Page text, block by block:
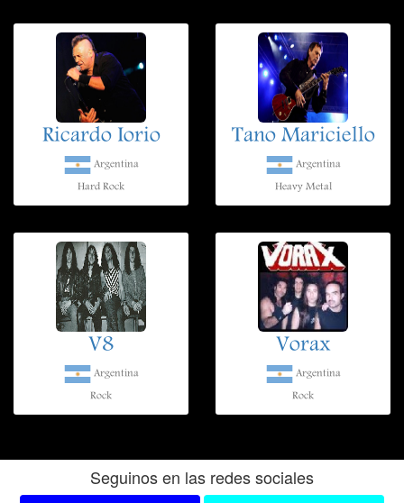
Ricardo Iorio
Argentina
Hard Rock
Tano Mariciello
Argentina
Heavy Metal
V8
Argentina
Rock
Vorax
Argentina
Rock
Seguinos en las redes sociales